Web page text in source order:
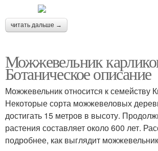
читать дальше →
Можжевельник
Ботаническое описание
Можжевельник относится к семейству
Некоторые сорта можжевеловых
достигать 15 метров в высоту.
растения составляет около 600 лет.
подробнее, как выглядит